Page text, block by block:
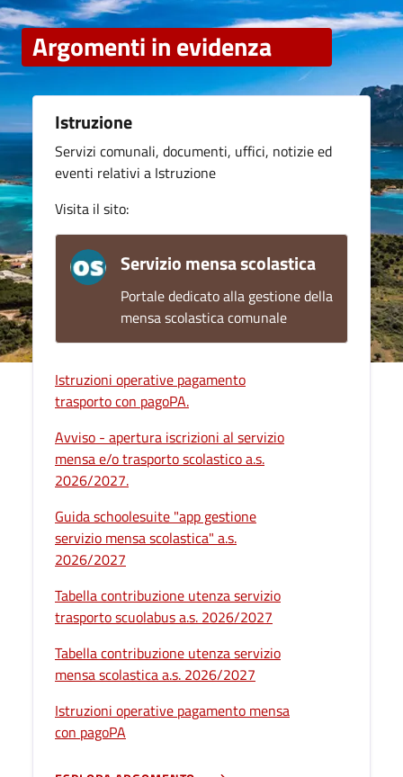
Argomenti in evidenza
Istruzione
Servizi comunali, documenti, uffici, notizie ed
eventi relativi a Istruzione
Visita il sito:
Servizio mensa scolastica
Portale dedicato alla gestione della
mensa scolastica comunale
Istruzioni operative pagamento
trasporto con pagoPA.
Avviso - apertura iscrizioni al servizio
mensa e/o trasporto scolastico a.s.
2026/2027.
Guida schoolesuite "app gestione
servizio mensa scolastica" a.s.
2026/2027
Tabella contribuzione utenza servizio
trasporto scuolabus a.s. 2026/2027
Tabella contribuzione utenza servizio
mensa scolastica a.s. 2026/2027
Istruzioni operative pagamento mensa
con pagoPA